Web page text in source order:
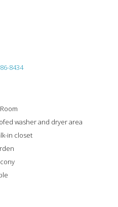
8434
washer and dryer area
in closet